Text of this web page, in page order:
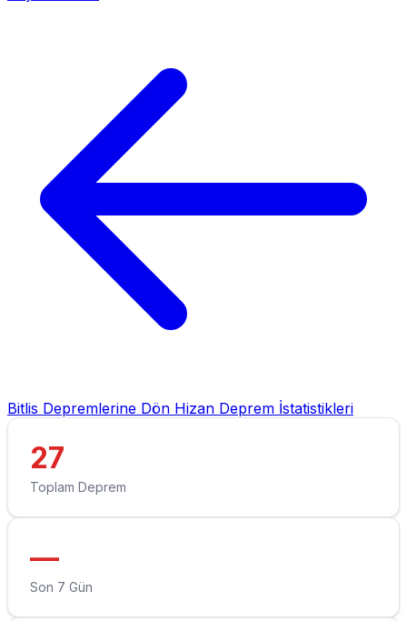
Bitlis Depremlerine Dön Hizan Deprem İstatistikleri
27
Toplam Deprem
—
Son 7 Gün